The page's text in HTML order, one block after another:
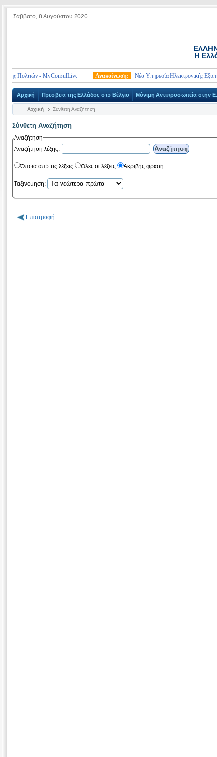
Σάββατο, 8 Αυγούστου 2026
Η
Πολιτών - MyConsulLive Ανακοίνωση: Νέα Υπηρεσία Ηλεκτρονικής
Αρχική Πρεσβεία της Ελλάδος στο Βέλγιο Μόνιμη Αντιπροσωπεία στην
Αρχική Σύνθετη Αναζήτηση
Σύνθετη Αναζήτηση
Αναζήτηση
Αναζήτηση λέξης:
Όποια από τις λέξεις Όλες οι λέξεις Ακριβής φράση
Ταξινόμηση:
Επιστροφή